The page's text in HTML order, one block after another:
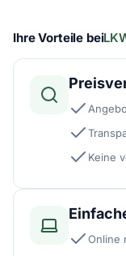
Ihre Vorteile bei
Keine
Online